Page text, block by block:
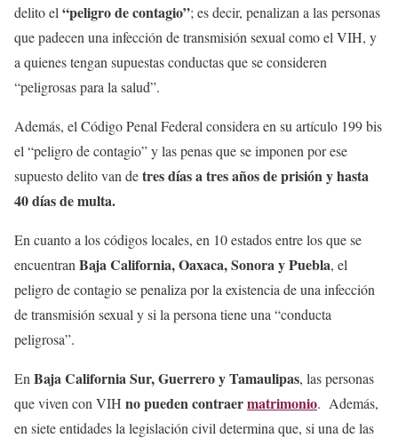
delito el “peligro de contagio”; es decir, penalizan a las personas
que padecen una infección de transmisión sexual como el VIH, y
a quienes tengan supuestas conductas que se consideren
“peligrosas para la salud”.
Además, el Código Penal Federal considera en su artículo 199 bis
el “peligro de contagio” y las penas que se imponen por ese
supuesto delito van detres días a tres años de prisión y hasta
40 días de multa.
En cuanto a los códigos locales, en 10 estados entre los que se
encuentran Baja California, Oaxaca, Sonora y Puebla, el
peligro de contagio se penaliza por la existencia de una infección
de transmisión sexual y si la persona tiene una “conducta
peligrosa”.
En Baja California Sur, Guerrero y Tamaulipas, las personas
que viven con VIH no pueden contraermatrimonio. Además,
en siete entidades la legislación civil determina que, si una de las